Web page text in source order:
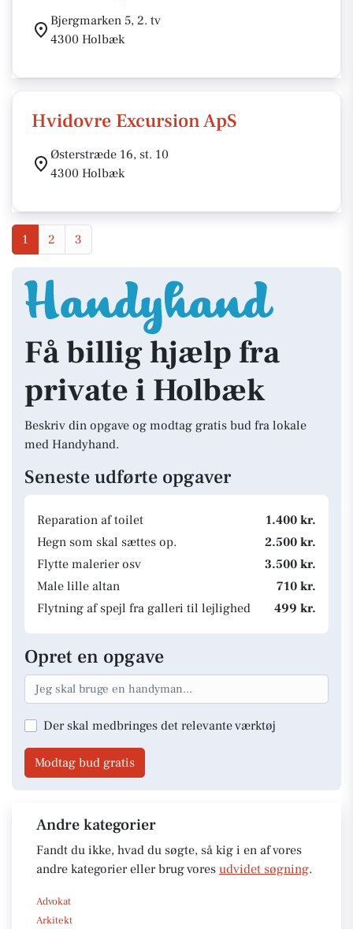
Bjergmarken 5, 2. tv
4300 Holbæk
Hvidovre Excursion ApS
Østerstræde 16, st. 10
4300 Holbæk
1 2 3
Få billig hjælp fra
private i Holbæk
Beskriv din opgave og modtag gratis bud fra lokale
med Handyhand.
Seneste udførte opgaver
Reparation af toilet
1.400 kr.
Hegn som skal sættes op.
2.500 kr.
Flytte malerier osv
3.500 kr.
Male lille altan
710 kr.
Flytning af spejl fra galleri til lejlighed
499 kr.
Opret en opgave
Der skal medbringes det relevante værktøj
Modtag bud gratis
Andre kategorier
Fandt du ikke, hvad du søgte, så kig i en af vores
andre kategorier eller brug vores udvidet søgning.
Advokat
Arkitekt